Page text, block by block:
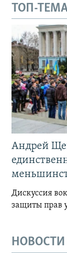
ТОП-
Андрей
Дискуссия
защиты прав
НОВОСТИ